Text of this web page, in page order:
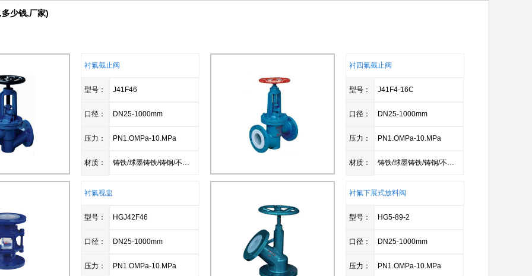
少钱,厂家)
衬氟截止阀
型号： J41F46
口径： DN25-1000mm
压力： PN1.OMPa-10.MPa
材质： 铸铁/球墨铸铁/铸钢/不锈钢
衬四氟截止阀
型号： J41F4-16C
口径： DN25-1000mm
压力： PN1.OMPa-10.MPa
材质： 铸铁/球墨铸铁/铸钢/不锈钢
衬氟视盅
型号： HGJ42F46
口径： DN25-1000mm
压力： PN1.OMPa-10.MPa
衬氟下展式放料阀
型号： HG5-89-2
口径： DN25-1000mm
压力： PN1.OMPa-10.MPa